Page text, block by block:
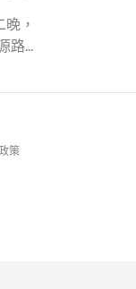
，
路...
策